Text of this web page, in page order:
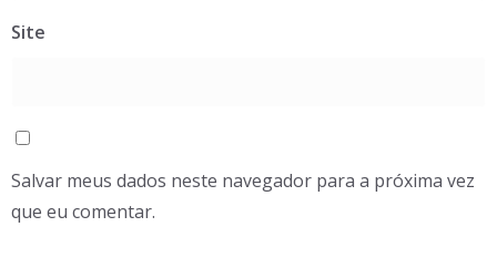
Site
Salvar meus dados neste navegador para a próxima vez
que eu comentar.